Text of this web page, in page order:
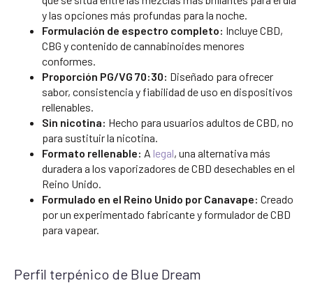
y las opciones más profundas para la noche.
Formulación de espectro completo: Incluye CBD,
CBG y contenido de cannabinoides menores
conformes.
Proporción PG/VG 70:30: Diseñado para ofrecer
sabor, consistencia y fiabilidad de uso en dispositivos
rellenables.
Sin nicotina: Hecho para usuarios adultos de CBD, no
para sustituir la nicotina.
Formato rellenable: A legal, una alternativa más
duradera a los vaporizadores de CBD desechables en el
Reino Unido.
Formulado en el Reino Unido por Canavape: Creado
por un experimentado fabricante y formulador de CBD
para vapear.
Perfil terpénico de Blue Dream